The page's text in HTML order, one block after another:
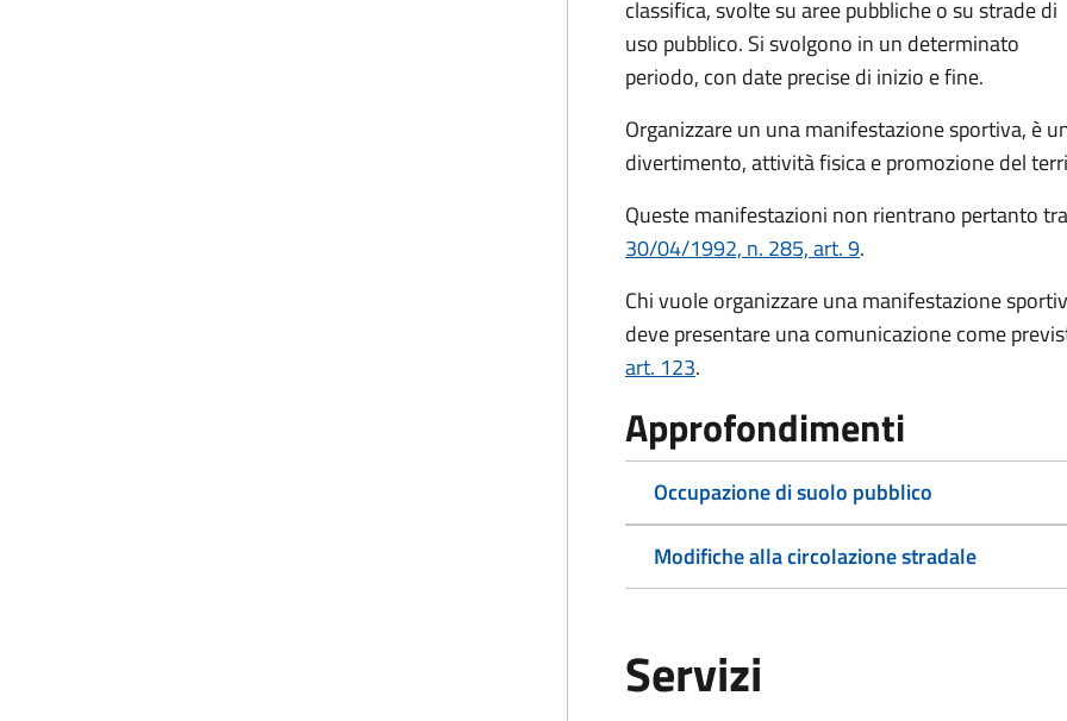
classifica, svolte su aree pubbliche o su strade di
uso pubblico. Si svolgono in un determinato
periodo, con date precise di inizio e fine.
Organizzare un una manifestazione sportiva, è
divertimento, attività fisica e promozione del
Queste manifestazioni non rientrano pertanto
30/04/1992, n. 285, art. 9.
Chi vuole organizzare una manifestazione
deve presentare una comunicazione come
art. 123.
Approfondimenti
Occupazione di suolo pubblico
Modifiche alla circolazione stradale
Servizi